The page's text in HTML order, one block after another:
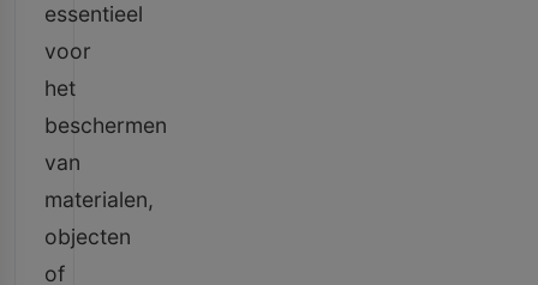
essentieel
voor
het
beschermen
van
materialen,
objecten
of